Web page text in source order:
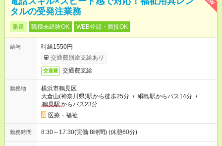
タルの受発注業務
派遣 職種未経験OK WEB登録・面接OK
給与
時給1550円
交通費別途支給あり
交通費 交通費支給
勤務地
横浜市鶴見区
大倉山(神奈川県)駅から徒歩25分 / 綱島駅からバス14分 /
鶴見駅からバス23分
医療・福祉
勤務時間 8:30～17:30(実働:8時間) (休憩60分)